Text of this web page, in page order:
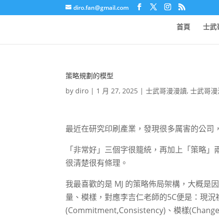
diro.fan@gmail.com
首頁 士武
策略規劃的模型
bydiro | 1 月 27, 2025 |士武哥漫漫讀,士武哥
最近在研究印刷產業，發現很多厲害的公
「非常好」三個字很籠統，再加上「策略
很清楚很有條理。
我最喜歡的是 MJ 的策略佈局架構，大概是
量、模樣，對應李吉仁老師的5C便是：現
(Commitment,Consistency)、模樣